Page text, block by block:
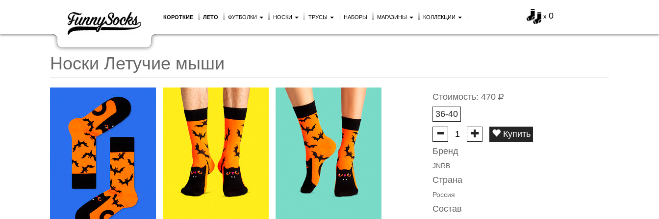
x 0
КОРОТКИЕ ЛЕТО ФУТБОЛКИ НОСКИ ТРУСЫ НАБОРЫ МАГАЗИНЫ КОЛЛЕКЦИИ
Носки Летучие мыши
Стоимость: 470 Р
36-40
Купить
Бренд
JNRB
Страна
Россия
Состав